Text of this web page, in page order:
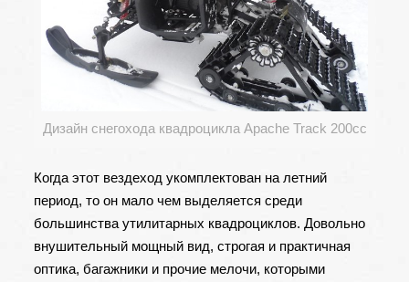
Дизайн снегохода квадроцикла Apache Track 200cc
Когда этот вездеход укомплектован на летний
период, то он мало чем выделяется среди
большинства утилитарных квадроциклов. Довольно
внушительный мощный вид, строгая и практичная
оптика, багажники и прочие мелочи, которыми